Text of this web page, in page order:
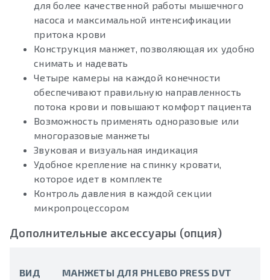
для более качественной работы мышечного
насоса и максимальной интенсификации
притока крови
Конструкция манжет, позволяющая их удобно
снимать и надевать
Четыре камеры на каждой конечности
обеспечивают правильную направленность
потока крови и повышают комфорт пациента
Возможность применять одноразовые или
многоразовые манжеты
Звуковая и визуальная индикация
Удобное крепление на спинку кровати,
которое идет в комплекте
Контроль давления в каждой секции
микропроцессором
Дополнительные аксессуары (опция)
ВИД МАНЖЕТЫ ДЛЯ PHLEBO PRESS DVT